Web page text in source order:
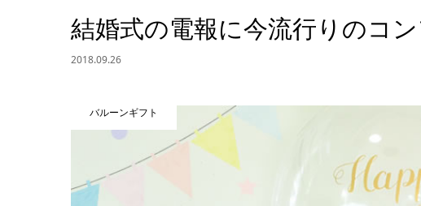
結婚式の電報に今流行りのコ
2018.09.26
バルーンギフト